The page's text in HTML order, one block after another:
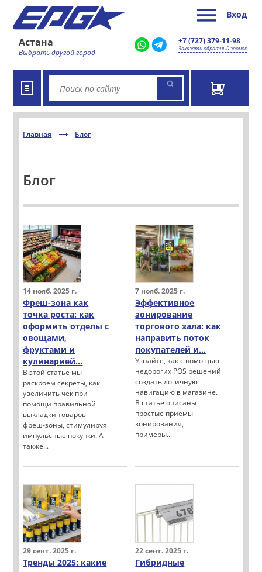
Вход
Астана
Выбрать другой город
+7 (727) 379-11-98
Заказать обратный звонок
Главная Блог
Блог
14 нояб. 2025 г.
Фреш-зона как
точка роста: как
оформить отделы с
овощами,
фруктами и
кулинарией...
В этой статье мы
раскроем секреты, как
увеличить чек при
помощи правильной
выкладки товаров
фреш-зоны, стимулируя
импульсные покупки. А
также...
7 нояб. 2025 г.
Эффективное
зонирование
торгового зала: как
направить поток
покупателей и...
Узнайте, как с помощью
недорогих POS решений
создать логичную
навигацию в магазине.
В статье описаны
простые приёмы
зонирования,
примеры...
29 сент. 2025 г.
Тренды 2025: какие
22 сент. 2025 г.
Гибридные